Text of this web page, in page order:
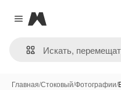
Close menu
Magnific
Главная/Стоковый/Фотографии/